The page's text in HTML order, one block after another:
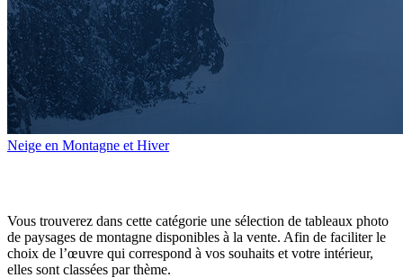
Neige en Montagne et Hiver
Vous trouverez dans cette catégorie une sélection de tableaux photo
de paysages de montagne disponibles à la vente. Afin de faciliter le
choix de l’œuvre qui correspond à vos souhaits et votre intérieur,
elles sont classées par thème.